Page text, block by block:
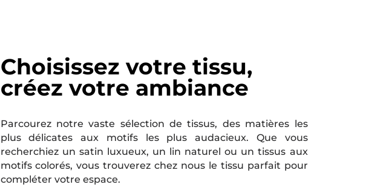
Choisissez votre tissu,
créez votre ambiance
Parcourez notre vaste sélection de tissus, des matières les
plus délicates aux motifs les plus audacieux. Que vous
recherchiez un satin luxueux, un lin naturel ou un tissus aux
motifs colorés, vous trouverez chez nous le tissu parfait pour
compléter votre espace.